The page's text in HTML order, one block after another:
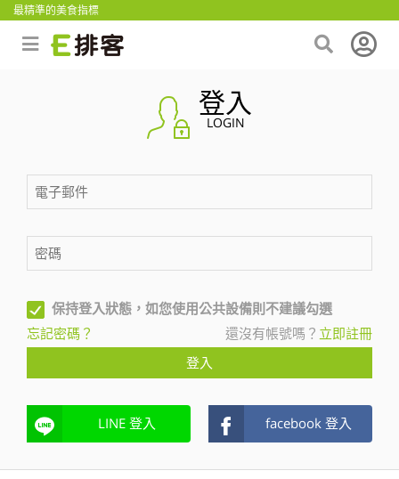
最精準的美食指標
登入
LOGIN
保持登入狀態，如您使用公共設備則不建議勾選
忘記密碼？
還沒有帳號嗎？ 立即註冊
登入
LINE 登入 facebook 登入